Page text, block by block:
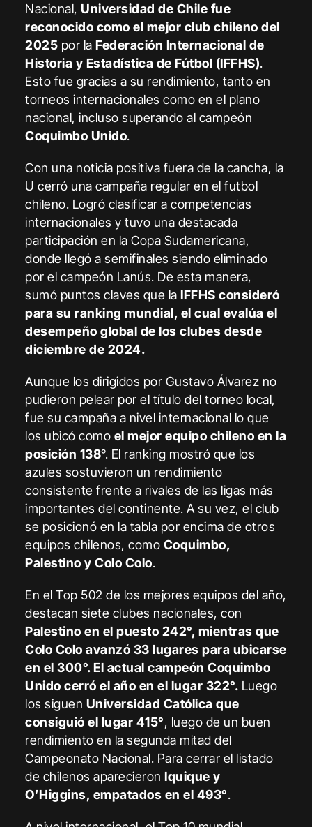
Nacional,Universidad de Chile fue
reconocido como el mejor club chileno del
2025 por laFederación Internacional de
Historia y Estadística de Fútbol (IFFHS).
Esto fue gracias a su rendimiento, tanto en
torneos internacionales como en el plano
nacional, incluso superando al campeón
Coquimbo Unido.
Con una noticia positiva fuera de la cancha, la
U cerró una campaña regular en el futbol
chileno. Logró clasificar a competencias
internacionales y tuvo una destacada
participación en la Copa Sudamericana,
donde llegó a semifinales siendo eliminado
por el campeón Lanús. De esta manera,
sumó puntos claves que laIFFHS consideró
para su ranking mundial, el cual evalúa el
desempeño global de los clubes desde
diciembre de 2024.
Aunque los dirigidos por Gustavo Álvarez no
pudieron pelear por el título del torneo local,
fue su campaña a nivel internacional lo que
los ubicó como el mejor equipo chileno en la
posición 138°. El ranking mostró que los
azules sostuvieron un rendimiento
consistente frente a rivales de las ligas más
importantes del continente. A su vez, el club
se posicionó en la tabla por encima de otros
equipos chilenos, como Coquimbo,
Palestino y Colo Colo.
En el Top 502 de los mejores equipos del año,
destacan siete clubes nacionales, con
Palestino en el puesto 242°, mientras que
Colo Colo avanzó 33 lugares para ubicarse
en el 300°. El actual campeón Coquimbo
Unido cerró el año en el lugar 322°. Luego
los siguen Universidad Católica que
consiguió el lugar 415°, luego de un buen
rendimiento en la segunda mitad del
Campeonato Nacional. Para cerrar el listado
de chilenos aparecieronIquique y
O’Higgins, empatados en el 493°.